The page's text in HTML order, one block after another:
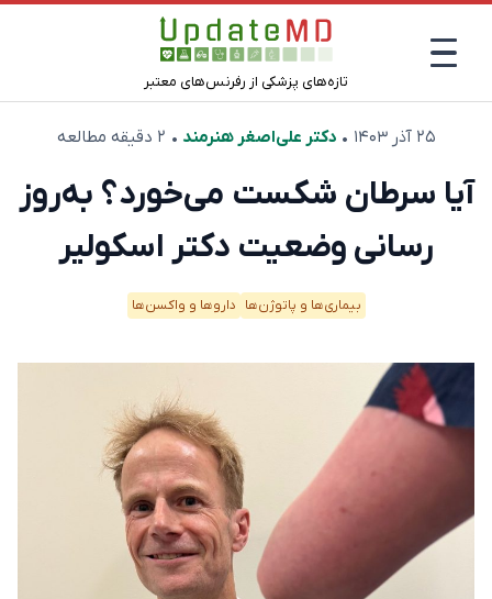
تازه‌های پزشکی از رفرنس‌های معتبر
۲۵ آذر ۱۴۰۳ •دکتر علی‌اصغر هنرمند • ۲ دقیقه مطالعه
آیا سرطان شکست‌ می‌خورد؟ به‌روز
رسانی وضعیت دکتر اسکولیر
بیماری‌ها و پاتوژن‌ها دارو‌ها و واکسن‌ها